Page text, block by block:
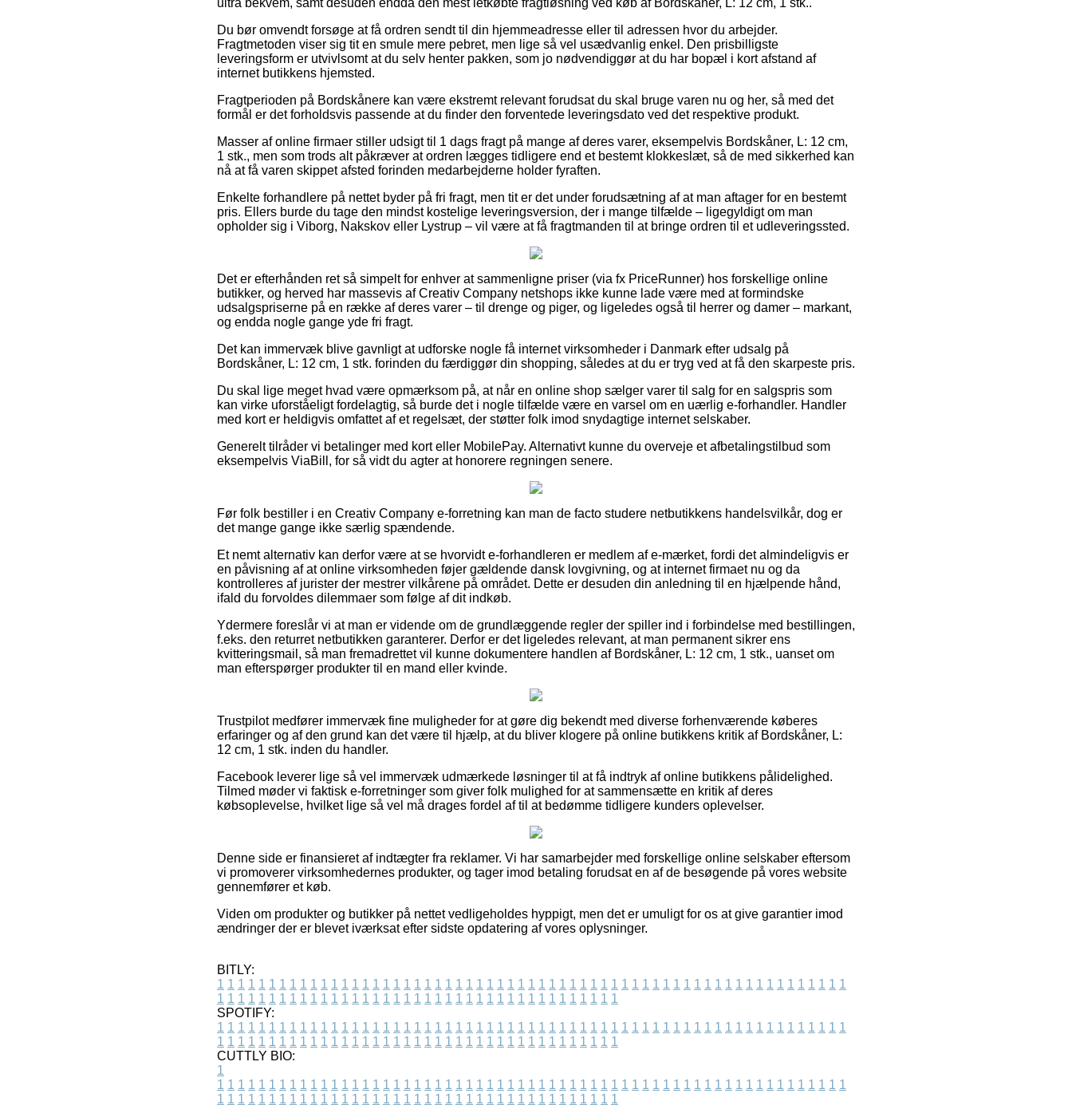
ultra bekvem, samt desuden endda den mest letkøbte fragtløsning ved køb af Bordskåner, L: 12 cm, 1 stk..
Du bør omvendt forsøge at få ordren sendt til din hjemmeadresse eller til adressen hvor du arbejder.
Fragtmetoden viser sig tit en smule mere pebret, men lige så vel usædvanlig enkel. Den prisbilligste
leveringsform er utvivlsomt at du selv henter pakken, som jo nødvendiggør at du har bopæl i kort afstand af
internet butikkens hjemsted.
Fragtperioden på Bordskånere kan være ekstremt relevant forudsat du skal bruge varen nu og her, så med det
formål er det forholdsvis passende at du finder den forventede leveringsdato ved det respektive produkt.
Masser af online firmaer stiller udsigt til 1 dags fragt på mange af deres varer, eksempelvis Bordskåner, L: 12 cm,
1 stk., men som trods alt påkræver at ordren lægges tidligere end et bestemt klokkeslæt, så de med sikkerhed kan
nå at få varen skippet afsted forinden medarbejderne holder fyraften.
Enkelte forhandlere på nettet byder på fri fragt, men tit er det under forudsætning af at man aftager for en bestemt
pris. Ellers burde du tage den mindst kostelige leveringsversion, der i mange tilfælde – ligegyldigt om man
opholder sig i Viborg, Nakskov eller Lystrup – vil være at få fragtmanden til at bringe ordren til et udleveringssted.
Det er efterhånden ret så simpelt for enhver at sammenligne priser (via fx PriceRunner) hos forskellige online
butikker, og herved har massevis af Creativ Company netshops ikke kunne lade være med at formindske
udsalgspriserne på en række af deres varer – til drenge og piger, og ligeledes også til herrer og damer – markant,
og endda nogle gange yde fri fragt.
Det kan immervæk blive gavnligt at udforske nogle få internet virksomheder i Danmark efter udsalg på
Bordskåner, L: 12 cm, 1 stk. forinden du færdiggør din shopping, således at du er tryg ved at få den skarpeste pris.
Du skal lige meget hvad være opmærksom på, at når en online shop sælger varer til salg for en salgspris som
kan virke uforståeligt fordelagtig, så burde det i nogle tilfælde være en varsel om en uærlig e-forhandler. Handler
med kort er heldigvis omfattet af et regelsæt, der støtter folk imod snydagtige internet selskaber.
Generelt tilråder vi betalinger med kort eller MobilePay. Alternativt kunne du overveje et afbetalingstilbud som
eksempelvis ViaBill, for så vidt du agter at honorere regningen senere.
Før folk bestiller i en Creativ Company e-forretning kan man de facto studere netbutikkens handelsvilkår, dog er
det mange gange ikke særlig spændende.
Et nemt alternativ kan derfor være at se hvorvidt e-forhandleren er medlem af e-mærket, fordi det almindeligvis er
en påvisning af at online virksomheden føjer gældende dansk lovgivning, og at internet firmaet nu og da
kontrolleres af jurister der mestrer vilkårene på området. Dette er desuden din anledning til en hjælpende hånd,
ifald du forvoldes dilemmaer som følge af dit indkøb.
Ydermere foreslår vi at man er vidende om de grundlæggende regler der spiller ind i forbindelse med bestillingen,
f.eks. den returret netbutikken garanterer. Derfor er det ligeledes relevant, at man permanent sikrer ens
kvitteringsmail, så man fremadrettet vil kunne dokumentere handlen af Bordskåner, L: 12 cm, 1 stk., uanset om
man efterspørger produkter til en mand eller kvinde.
Trustpilot medfører immervæk fine muligheder for at gøre dig bekendt med diverse forhenværende køberes
erfaringer og af den grund kan det være til hjælp, at du bliver klogere på online butikkens kritik af Bordskåner, L:
12 cm, 1 stk. inden du handler.
Facebook leverer lige så vel immervæk udmærkede løsninger til at få indtryk af online butikkens pålidelighed.
Tilmed møder vi faktisk e-forretninger som giver folk mulighed for at sammensætte en kritik af deres
købsoplevelse, hvilket lige så vel må drages fordel af til at bedømme tidligere kunders oplevelser.
Denne side er finansieret af indtægter fra reklamer. Vi har samarbejder med forskellige online selskaber eftersom
vi promoverer virksomhedernes produkter, og tager imod betaling forudsat en af de besøgende på vores website
gennemfører et køb.
Viden om produkter og butikker på nettet vedligeholdes hyppigt, men det er umuligt for os at give garantier imod
ændringer der er blevet iværksat efter sidste opdatering af vores oplysninger.
BITLY:
1 1 1 1 1 1 1 1 1 1 1 1 1 1 1 1 1 1 1 1 1 1 1 1 1 1 1 1 1 1 1 1 1 1 1 1 1 1 1 1 1 1 1 1 1 1 1 1 1 1 1 1 1 1 1 1 1 1 1 1 1
1 1 1 1 1 1 1 1 1 1 1 1 1 1 1 1 1 1 1 1 1 1 1 1 1 1 1 1 1 1 1 1 1 1 1 1 1 1 1
SPOTIFY:
1 1 1 1 1 1 1 1 1 1 1 1 1 1 1 1 1 1 1 1 1 1 1 1 1 1 1 1 1 1 1 1 1 1 1 1 1 1 1 1 1 1 1 1 1 1 1 1 1 1 1 1 1 1 1 1 1 1 1 1 1
1 1 1 1 1 1 1 1 1 1 1 1 1 1 1 1 1 1 1 1 1 1 1 1 1 1 1 1 1 1 1 1 1 1 1 1 1 1 1
CUTTLY BIO:
1
1 1 1 1 1 1 1 1 1 1 1 1 1 1 1 1 1 1 1 1 1 1 1 1 1 1 1 1 1 1 1 1 1 1 1 1 1 1 1 1 1 1 1 1 1 1 1 1 1 1 1 1 1 1 1 1 1 1 1 1 1
1 1 1 1 1 1 1 1 1 1 1 1 1 1 1 1 1 1 1 1 1 1 1 1 1 1 1 1 1 1 1 1 1 1 1 1 1 1 1